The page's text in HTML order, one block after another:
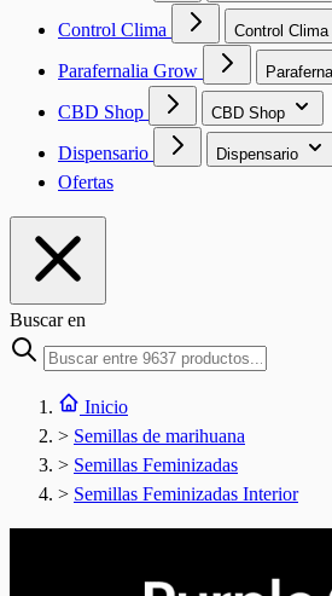
Control Clima Control Clima
Parafernalia Grow
CBD Shop CBD Shop
Dispensario Dispensario
Ofertas
Buscar en
Inicio
> Semillas de marihuana
> Semillas Feminizadas
> Semillas Feminizadas Interior